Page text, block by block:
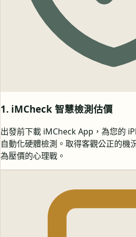
1. iMCheck 智慧檢測估價
出發前下載 iMCheck App，為您的
自動化硬體檢測。取得客觀公正的機
為壓價的心理戰。